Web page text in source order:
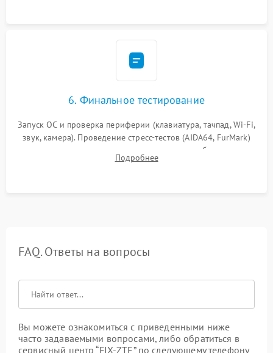
6. Финальное тестирование
Запуск ОС и проверка периферии (клавиатура, тачпад, Wi-Fi,
звук, камера). Проведение стресс-тестов (AIDA64, FurMark)
для контроля температурного режима и стабильности
системы под пиковой нагрузкой.
Подробнее
FAQ. Ответы на вопросы
Вы можете ознакомиться с приведенными ниже
часто задаваемыми вопросами, либо обратиться в
сервисный центр “FIX-ZTE” по следующему телефону